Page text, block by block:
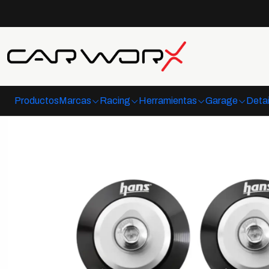
ProductosMarcas Racing Herramientas Garage